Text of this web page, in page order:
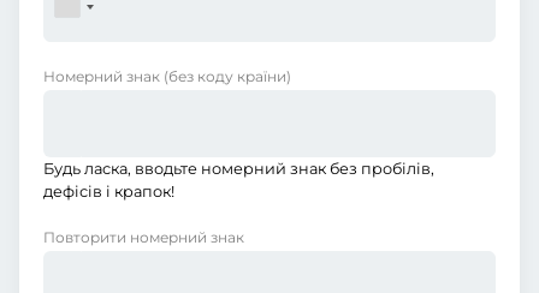
Номерний знак (без коду країни)
Будь ласка, вводьте номерний знак без пробілів,
дефісів і крапок!
Повторити номерний знак